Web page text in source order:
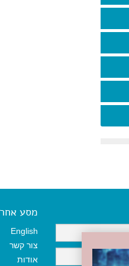
מסע אחר
English
צור קשר
אודות